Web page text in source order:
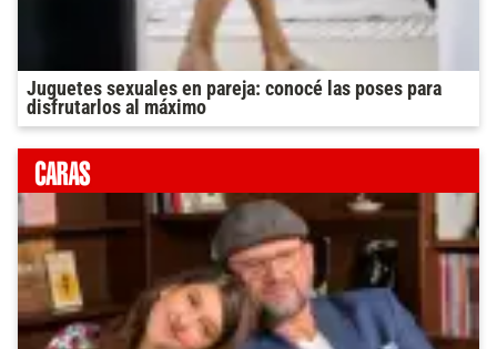
Juguetes sexuales en pareja: conocé las poses para
disfrutarlos al máximo